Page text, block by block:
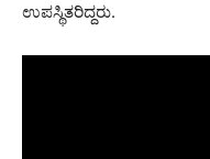
ಉಪಸ್ಥಿತರಿದ್ದರು.